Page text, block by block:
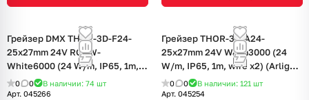
Грейзер DMX THOR-3D-F24-
25x27mm 24V RGBW-
White6000 (24 W/m, IP65, 1m,
wire x2) (Arlight, Силикон)
0 0 В наличии: 74 шт
Арт. 045266
Грейзер THOR-3D-A24-
25x27mm 24V Warm3000 (24
W/m, IP65, 1m, wire x2) (Arlight,
Вывод прямой, 3 года)
0 0 В наличии: 121 шт
Арт. 045254